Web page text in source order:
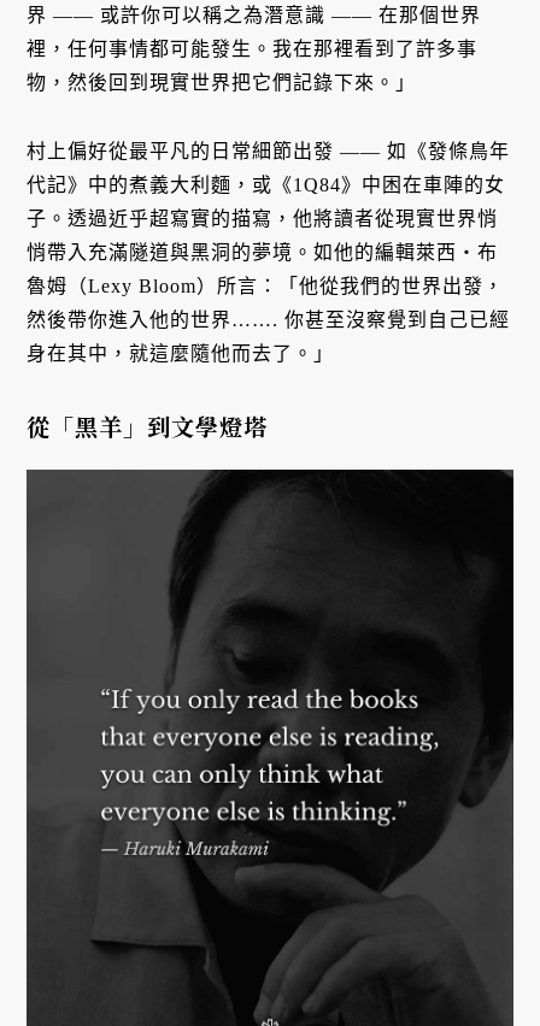
界 —— 或許你可以稱之為潛意識 —— 在那個世界
裡，任何事情都可能發生。我在那裡看到了許多事
物，然後回到現實世界把它們記錄下來。」
村上偏好從最平凡的日常細節出發 —— 如《發條鳥年
代記》中的煮義大利麵，或《1Q84》中困在車陣的女
子。透過近乎超寫實的描寫，他將讀者從現實世界悄
悄帶入充滿隧道與黑洞的夢境。如他的編輯萊西・布
魯姆（Lexy Bloom）所言：「他從我們的世界出發，
然後帶你進入他的世界……. 你甚至沒察覺到自己已經
身在其中，就這麼隨他而去了。」
從「黑羊」到文學燈塔